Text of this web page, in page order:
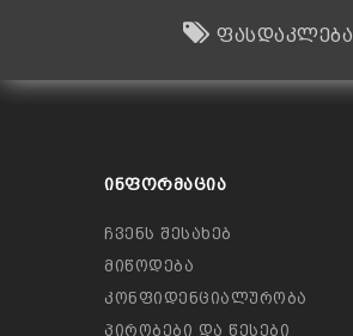
ფასდაკლება
ᲘᲜᲤᲝᲠᲛᲐᲪᲘᲐ
ჩვენს შესახებ
მიწოდება
კონფიდენციალურობა
პირობები და წესები